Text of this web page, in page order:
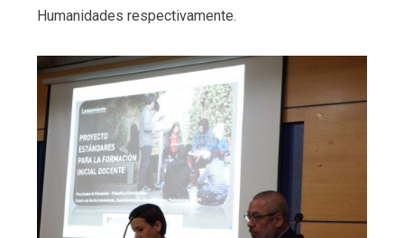
Humanidades respectivamente.